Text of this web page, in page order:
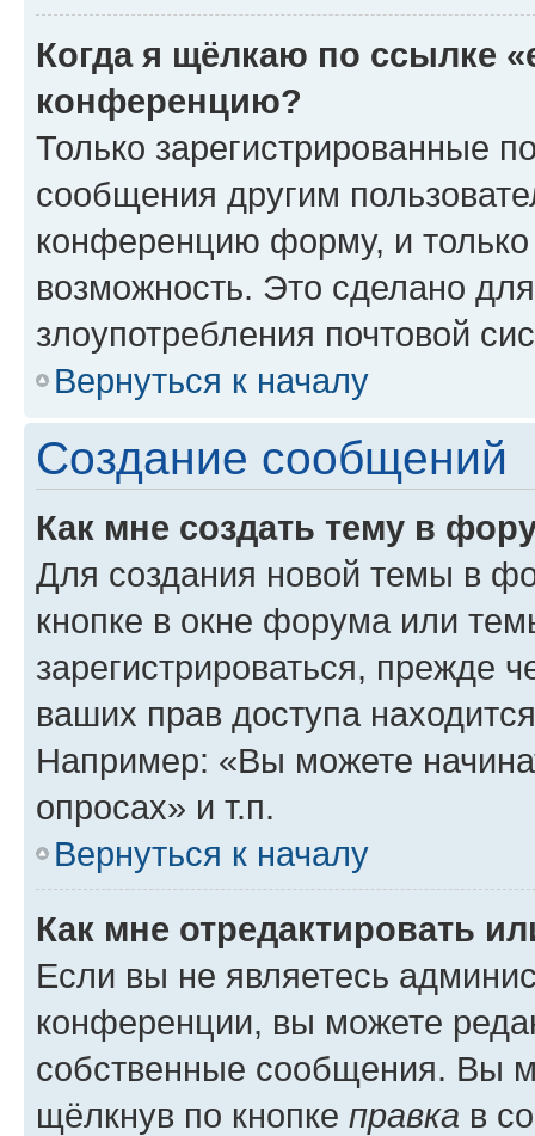
Когда я щёлкаю по ссылке
конференцию?
Только зарегистрированные
сообщения другим
конференцию форму, и
возможность. Это сделано
злоупотребления почтовой
Вернуться к началу
Создание сообщений
Как мне создать тему в
Для создания новой темы в
кнопке в окне форума или
зарегистрироваться, прежде
ваших прав доступа
Например: «Вы можете
опросах» и т.п.
Вернуться к началу
Как мне отредактировать
Если вы не являетесь
конференции, вы можете
собственные сообщения. Вы
щёлкнув по кнопке правка в